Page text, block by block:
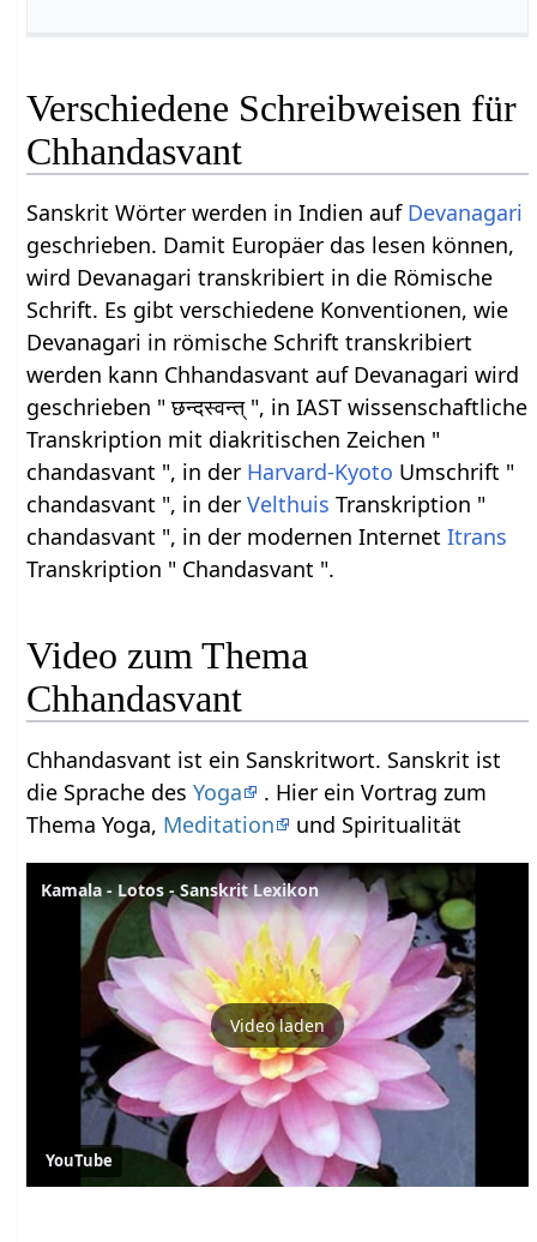
Verschiedene Schreibweisen für
Chhandasvant
Sanskrit Wörter werden in Indien auf Devanagari
geschrieben. Damit Europäer das lesen können,
wird Devanagari transkribiert in die Römische
Schrift. Es gibt verschiedene Konventionen, wie
Devanagari in römische Schrift transkribiert
werden kann Chhandasvant auf Devanagari wird
geschrieben " छन्दस्वन्त् ", in IAST wissenschaftliche
Transkription mit diakritischen Zeichen "
chandasvant ", in der Harvard-Kyoto Umschrift "
chandasvant ", in derVelthuis Transkription "
chandasvant ", in der modernen InternetItrans
Transkription " Chandasvant ".
Video zum Thema
Chhandasvant
Chhandasvant ist ein Sanskritwort. Sanskrit ist
die Sprache desYoga
. Hier ein Vortrag zum
Thema Yoga, Meditation und Spiritualität
Kamala - Lotos - Sanskrit Lexikon
Video laden
YouTube